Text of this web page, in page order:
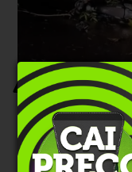
Trânsito
Motociclista
durante